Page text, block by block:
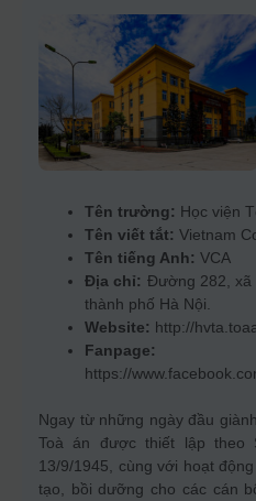
Tên trường: Học viện
Tên viết tắt: Vietnam
Tên tiếng Anh: VCA
Địa chỉ: Đường 282, xã
thành phố Hà Nội.
Website: http://
Fanpage:
https://
Ngay từ những ngày đầu
Toà án được thiết lập theo
13/9/1945, cùng với hoạt
tạo, bồi dưỡng cho các cán